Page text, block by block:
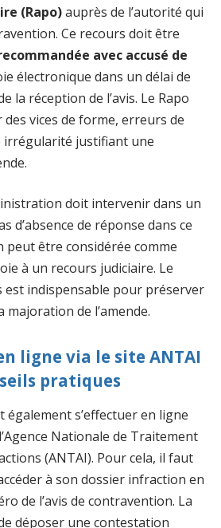
(Rapo)auprès de l’autorité qui
Ce recours doit être
avec accusé de
électronique dans un délai de
la réception de l’avis. Le Rapo
vices de forme, erreurs de
irrégularité justifiant une
doit intervenir dans un
d’absence de réponse dans ce
peut être considérée comme
à un recours judiciaire. Le
est indispensable pour préserver
de l’amende.
ligne via le site ANTAI
pratiques
s’effectuer en ligne
Nationale de Traitement
(ANTAI). Pour cela, il faut
à son dossier infraction en
de l’avis de contravention. La
déposer une contestation